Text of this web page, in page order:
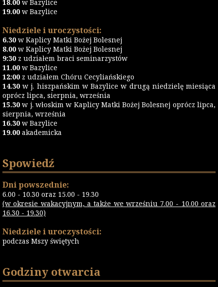
18.00 w Bazylice
19.00 w Bazylice
Niedziele i uroczystości:
6.30 w Kaplicy Matki Bożej Bolesnej
8.00 w Kaplicy Matki Bożej Bolesnej
9:30 z udziałem braci seminarzystów
11.00 w Bazylice
12:00 z udziałem Chóru Cecyliańskiego
14.30 w j. hiszpańskim w Bazylice w drugą niedzielę miesiąca
oprócz lipca, sierpnia, września
15.30 w j. włoskim w Kaplicy Matki Bożej Bolesnej oprócz lipca,
sierpnia, września
16.30 w Bazylice
19.00 akademicka
Spowiedź
Dni powszednie:
6.00 - 10.30 oraz 15.00 - 19.30
(w okresie wakacyjnym, a także we wrześniu 7.00 - 10.00 oraz
16.30 - 19.30)
Niedziele i uroczystości:
podczas Mszy świętych
Godziny otwarcia